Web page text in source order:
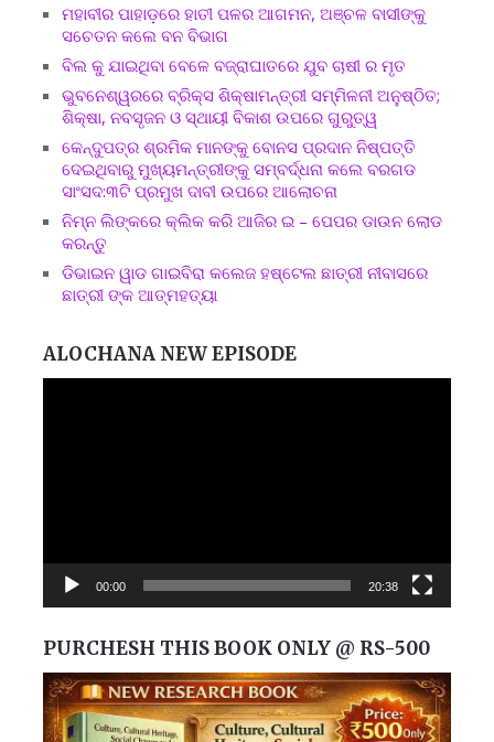
ମହାବୀର ପାହାଡ଼ରେ ହାତୀ ପଳର ଆଗମନ, ଅଞ୍ଚଳ ବାସୀଙ୍କୁ
ସଚେତନ କଲେ ବନ ବିଭାଗ
ବିଲ କୁ ଯାଇଥିବା ବେଳେ ବଜ୍ରାଘାତରେ ଯୁବ ଚାଷୀ ର ମୃତ
ଭୁବନେଶ୍ୱରରେ ବ୍ରିକ୍ସ ଶିକ୍ଷାମନ୍ତ୍ରୀ ସମ୍ମିଳନୀ ଅନୁଷ୍ଠିତ;
ଶିକ୍ଷା, ନବସୃଜନ ଓ ସ୍ଥାୟୀ ବିକାଶ ଉପରେ ଗୁରୁତ୍ୱ
କେନ୍ଦୁପତ୍ର ଶ୍ରମିକ ମାନଙ୍କୁ ବୋନସ ପ୍ରଦାନ ନିଷ୍ପତ୍ତି
ଦେଇଥିବାରୁ ମୁଖ୍ୟମନ୍ତ୍ରୀଙ୍କୁ ସମ୍ବର୍ଦ୍ଧନା କଲେ ବରଗଡ
ସାଂସଦ:୩ଟି ପ୍ରମୁଖ ଦାବୀ ଉପରେ ଆଲୋଚନା
ନିମ୍ନ ଲିଙ୍କରେ କ୍ଲିକ କରି ଆଜିର ଇ – ପେପର ଡାଉନ ଲୋଡ
କରନ୍ତୁ
ଡିଭାଇନ ୱାଡ ଗାଇବିରା କଲେଜ ହଷ୍ଟେଲ ଛାତ୍ରୀ ନୀବାସରେ
ଛାତ୍ରୀ ଙ୍କ ଆତ୍ମହତ୍ୟା
ALOCHANA NEW EPISODE
00:00 20:38
PURCHESH THIS BOOK ONLY @ RS-500